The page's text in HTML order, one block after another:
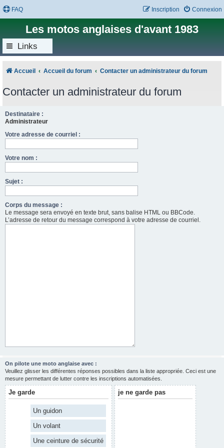
FAQ Connexion
Inscription
Les motos anglaises d'avant 1983
Links
Accueil Accueil du forum Contacter un administrateur du forum
Contacter un administrateur du forum
Destinataire :
Administrateur
Votre adresse de courriel :
Votre nom :
Sujet :
Corps du message :
Le message sera envoyé en texte brut, sans balise HTML ou BBCode.
L’adresse de retour du message correspond à votre adresse de courriel.
On pilote une moto anglaise avec :
Veuillez glisser les différentes réponses possibles dans la liste appropriée. Ceci est une
mesure permettant de lutter contre les inscriptions automatisées.
Je garde
Un guidon
Un volant
Une ceinture de sécurité
je ne garde pas